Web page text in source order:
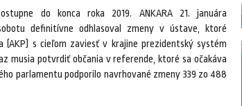
do konca roka 2019. ANKARA 21. januára
definitívne odhlasoval zmeny v ústave, ktoré
s cieľom zaviesť v krajine prezidentský systém
musia potvrdiť občania v referende, ktoré sa očakáva
parlamentu podporilo navrhované zmeny 339 zo 488